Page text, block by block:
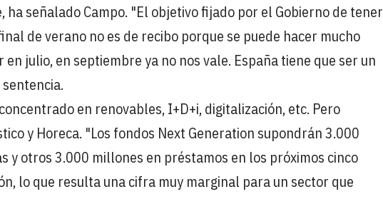
ha señalado Campo. "El objetivo fijado por el Gobierno de tener
de verano no es de recibo porque se puede hacer mucho
julio, en septiembre ya no nos vale. España tiene que ser un
en renovables, I+D+i, digitalización, etc. Pero
y Horeca. "Los fondos Next Generation supondrán 3.000
y otros 3.000 millones en préstamos en los próximos cinco
lo que resulta una cifra muy marginal para un sector que